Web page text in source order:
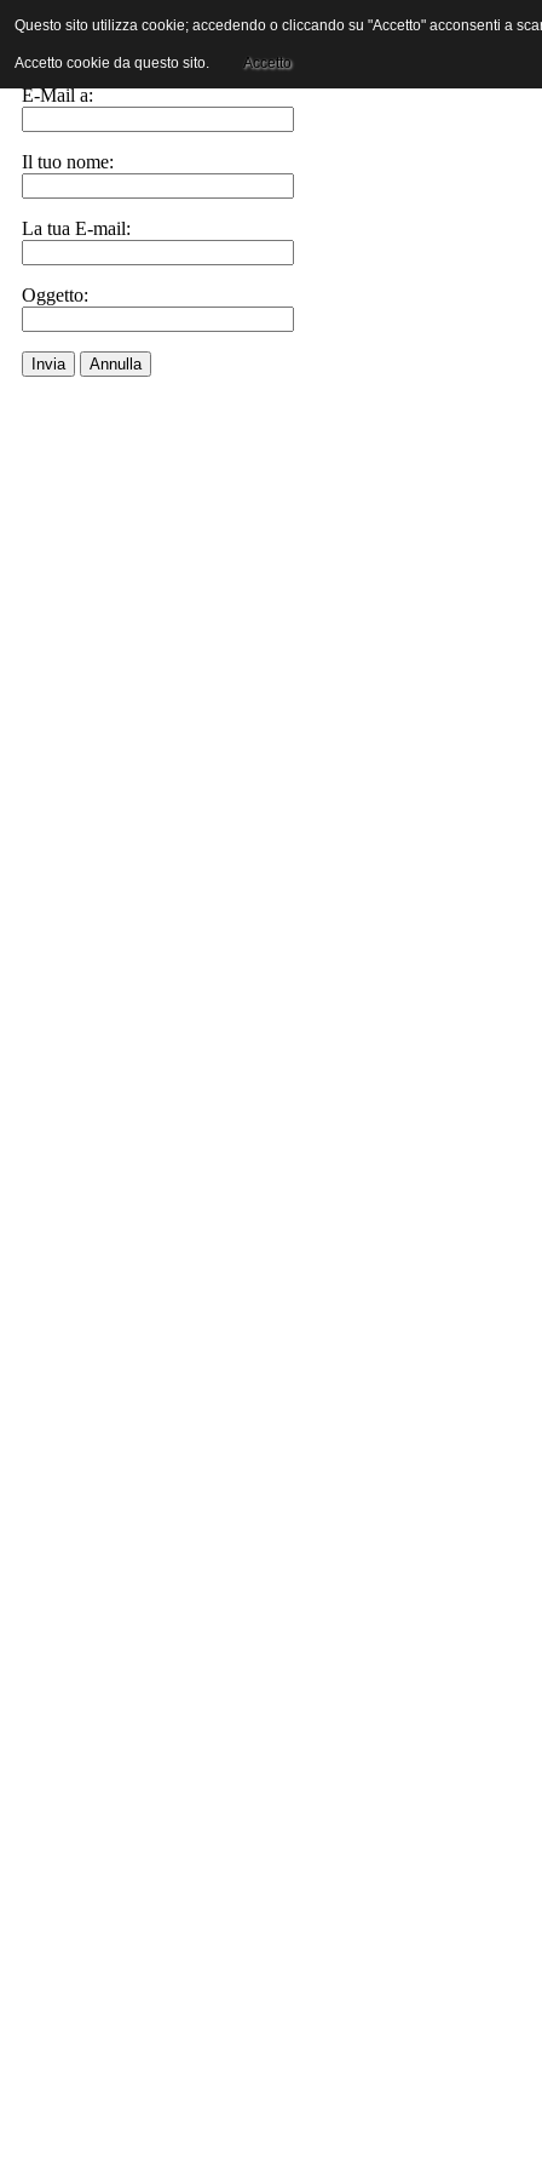
Invia ad un amico.
E-Mail a:
Il tuo nome:
La tua E-mail:
Oggetto:
Invia Annulla
Questo sito utilizza cookie; accedendo o cliccando su "Accetto" acconsenti a
Accetto cookie da questo sito. Accetto